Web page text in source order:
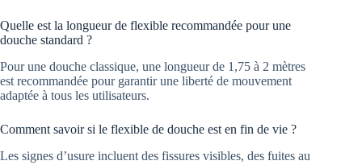
Quelle est la longueur de flexible recommandée pour une
douche standard ?
Pour une douche classique, une longueur de 1,75 à 2 mètres
est recommandée pour garantir une liberté de mouvement
adaptée à tous les utilisateurs.
Comment savoir si le flexible de douche est en fin de vie ?
Les signes d’usure incluent des fissures visibles, des fuites au